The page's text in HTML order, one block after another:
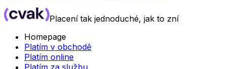
Placení tak jednoduché, jak to zní
Homepage
Platím v obchodě
Platím online
Platím za službu